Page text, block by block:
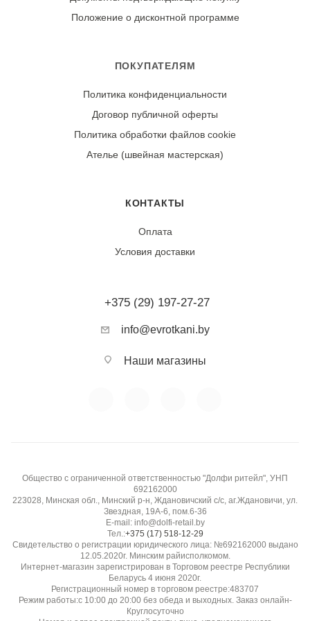
При правильном уходе демонстрирует хорошую
Положение о дисконтной программе
ПОКУПАТЕЛЯМ
Политика конфиденциальности
Договор публичной оферты
Политика обработки файлов cookie
Ателье (швейная мастерская)
КОНТАКТЫ
Оплата
Условия доставки
+375 (29) 197-27-27
info@evrotkani.by
Наши магазины
Общество с ограниченной ответственностью "Долфи ритейл", УНП
692162000
223028, Минская обл., Минский р-н, Ждановичский с/с, аг.Ждановичи, ул.
Звездная, 19А-6, пом.6-36
E-mail: info@dolfi-retail.by
Тел.:+375 (17) 518-12-29
Свидетельство о регистрации юридического лица: №692162000 выдано
12.05.2020г. Минским райисполкомом.
Интернет-магазин зарегистрирован в Торговом реестре Республики
Беларусь 4 июня 2020г.
Регистрационный номер в торговом реестре:483707
Режим работы:с 10:00 до 20:00 без обеда и выходных. Заказ онлайн-
Круглосуточно